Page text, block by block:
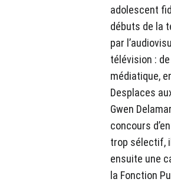
adolescent
débuts de la
par
télévision :
médiatique,
Desplaces
Gwen
concours
trop sélectif,
ensuite une
la Fonction